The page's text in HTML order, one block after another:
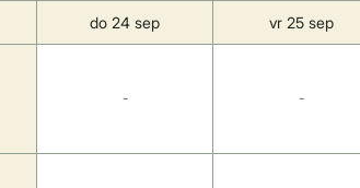
do 24 sep vr 25 sep
- -